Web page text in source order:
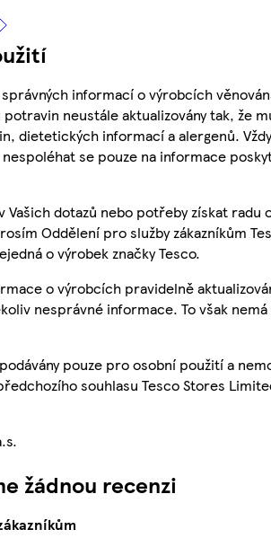
informací o výrobcích
neustále aktualizovány tak, že
dietetických informací a alergenů.
se pouze na informace
Vašich dotazů nebo potřeby získat radu
Oddělení pro služby zákazníkům
o výrobek značky Tesco.
o výrobcích pravidelně
nesprávné informace. To však
pouze pro osobní použití a
souhlasu Tesco Stores
žádnou recenzi